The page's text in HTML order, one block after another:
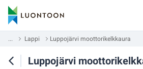
... Lappi Luppojärvi moottorikelkkaura
Luppojärvi